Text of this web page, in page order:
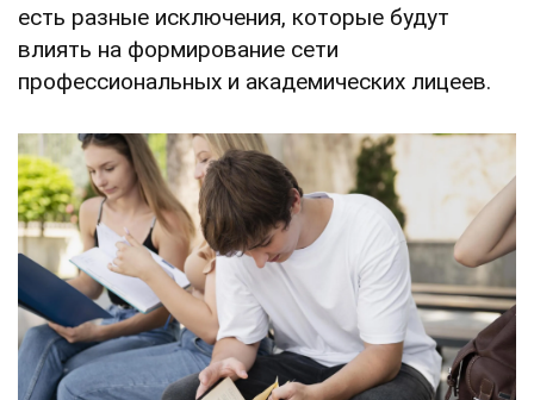
есть разные исключения, которые будут
влиять на формирование сети
профессиональных и академических лицеев.